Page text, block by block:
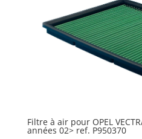
Filtre à air pour OPEL
années 02> ref. P950370